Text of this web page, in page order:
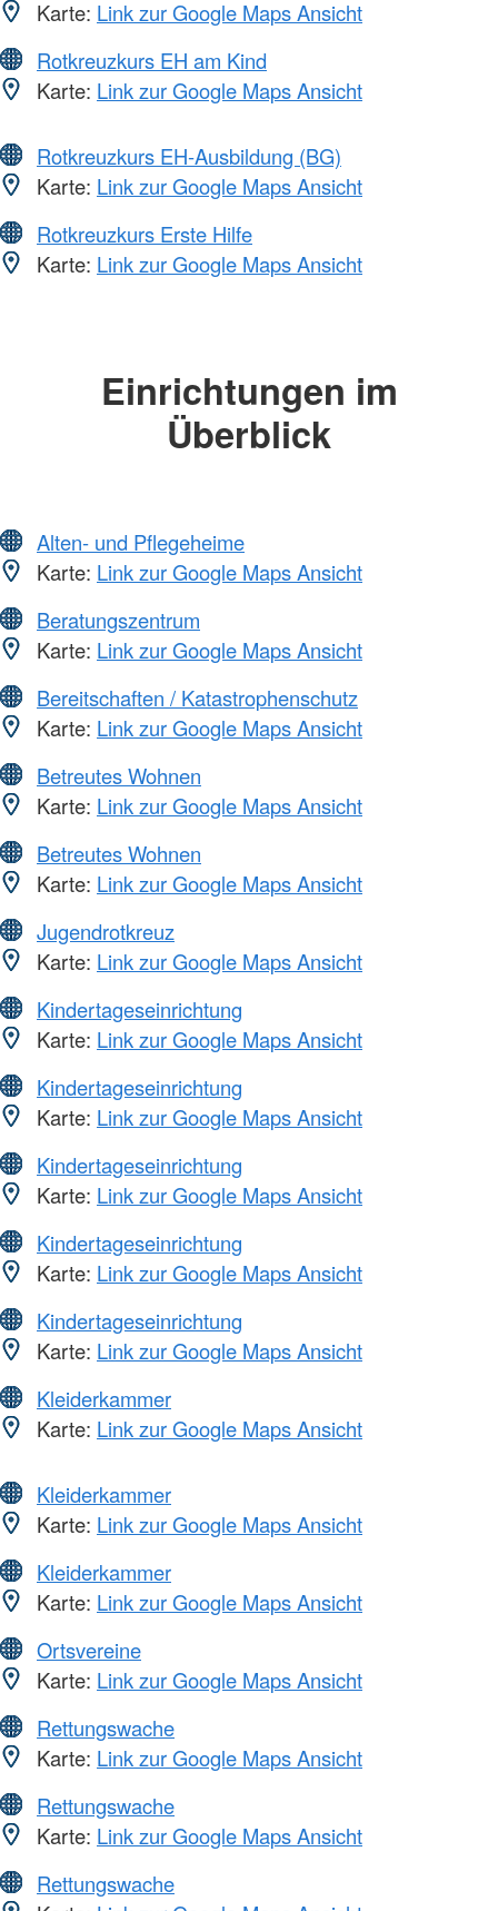
Karte: Link zur Google Maps Ansicht
Rotkreuzkurs EH am Kind
Karte: Link zur Google Maps Ansicht
Rotkreuzkurs EH-Ausbildung (BG)
Karte: Link zur Google Maps Ansicht
Rotkreuzkurs Erste Hilfe
Karte: Link zur Google Maps Ansicht
Einrichtungen im
Überblick
Alten- und Pflegeheime
Karte: Link zur Google Maps Ansicht
Beratungszentrum
Karte: Link zur Google Maps Ansicht
Bereitschaften / Katastrophenschutz
Karte: Link zur Google Maps Ansicht
Betreutes Wohnen
Karte: Link zur Google Maps Ansicht
Betreutes Wohnen
Karte: Link zur Google Maps Ansicht
Jugendrotkreuz
Karte: Link zur Google Maps Ansicht
Kindertageseinrichtung
Karte: Link zur Google Maps Ansicht
Kindertageseinrichtung
Karte: Link zur Google Maps Ansicht
Kindertageseinrichtung
Karte: Link zur Google Maps Ansicht
Kindertageseinrichtung
Karte: Link zur Google Maps Ansicht
Kindertageseinrichtung
Karte: Link zur Google Maps Ansicht
Kleiderkammer
Karte: Link zur Google Maps Ansicht
Kleiderkammer
Karte: Link zur Google Maps Ansicht
Kleiderkammer
Karte: Link zur Google Maps Ansicht
Ortsvereine
Karte: Link zur Google Maps Ansicht
Rettungswache
Karte: Link zur Google Maps Ansicht
Rettungswache
Karte: Link zur Google Maps Ansicht
Rettungswache